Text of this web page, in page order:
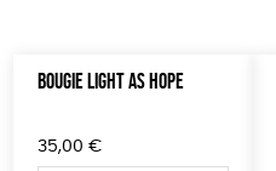
MAISON
Par défaut
Nouveauté
Couleur
BOUGIE LIGHT AS HOPE
35,00 €